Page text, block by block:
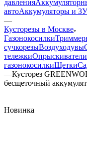
давления
автоАккумуляторы и ЗУ
—
Кусторезы в Москве
Газонокосилки
сучкорезыВоздуходувы
тележкиОпрыскиватели
газонокосилкиЩетки
—Кусторез
бесщеточный
Новинка